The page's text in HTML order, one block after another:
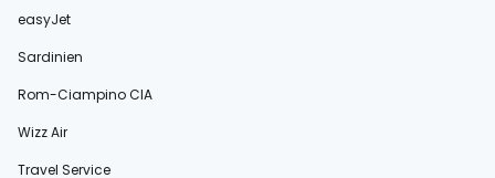
easyJet
Sardinien
Rom-Ciampino CIA
Wizz Air
Travel Service